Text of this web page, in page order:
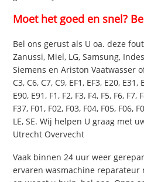
Moet het goed en snel?
Bel ons gerust als U oa. deze
Zanussi, Miel, LG, Samsung,
Siemens en Ariston Vaatwasser
C3, C6, C7, C9, EF1, EF3, E20,
E90, E91, F1, F2, F3, F4, F5, F6, F7,
F37, F01, F02, F03, F04, F05, F06,
LE, SE. Wij helpen U graag met
Utrecht Overvecht
Vaak binnen 24 uur weer
ervaren wasmachine reparateur